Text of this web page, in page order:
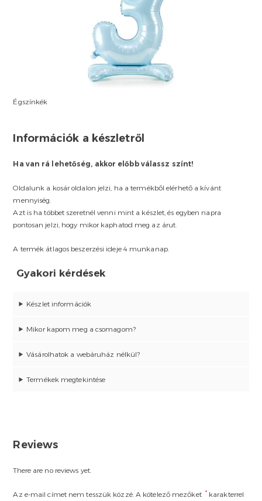
Égszínkék
Információk a készletről
Ha van rá lehetőség, akkor előbb válassz színt!
Oldalunk a kosár oldalon jelzi, ha a termékből elérhető a kívánt
mennyiség.
Azt is ha többet szeretnél venni mint a készlet, és egyben napra
pontosan jelzi, hogy mikor kaphatod meg az árut.
A termék átlagos beszerzési ideje 4 munkanap.
Gyakori kérdések
Készlet információk
Mikor kapom meg a csomagom?
Vásárolhatok a webáruház nélkül?
Termékek megtekintése
Reviews
There are no reviews yet.
Az e-mail címet nem tesszük közzé. A kötelező mezőket *karakterrel